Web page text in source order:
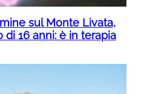
sul Monte Livata,
di 16 anni: è in terapia